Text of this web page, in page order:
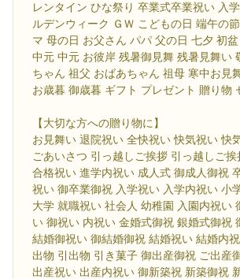
レンタイン ひな祭り 卒業式卒業祝い 入
ルデンウィーク ＧＷ こどもの日 端午の
マ 母の日 お父さん パパ 父の日 七夕 初
中元 中元 お彼岸 残暑御見舞 残暑見舞い
ちゃん 祖父 おばあちゃん 祖母 寒中お見
お歳暮 御歳暮 ギフト プレゼント 贈り物
【大切な方への贈り物に】
お見舞い 退院祝い 全快祝い 快気祝い 快
ごあいさつ 引っ越しご挨拶 引っ越しご
合格祝い 進学内祝い 成人式 御成人御祝
祝い 御卒業御祝 入学祝い 入学内祝い 小
大学 就職祝い 社会人 幼稚園 入園内祝い
い 御祝い 内祝い 金婚式御祝 銀婚式御祝
結婚御祝い 御結婚御祝 結婚祝い 結婚内
出物 引出物 引き菓子 御出産御祝 ご出産
出産祝い 出産内祝い 御新築祝 新築御祝